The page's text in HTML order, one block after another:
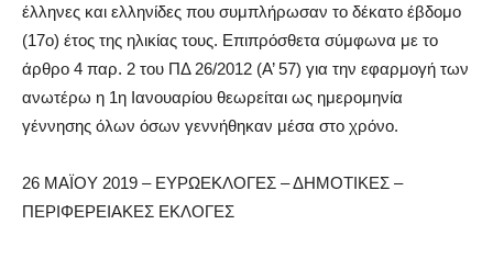
έλληνες και ελληνίδες που συμπλήρωσαν το δέκατο έβδομο
(17ο) έτος της ηλικίας τους. Επιπρόσθετα σύμφωνα με το
άρθρο 4 παρ. 2 του ΠΔ 26/2012 (Α’ 57) για την εφαρμογή των
ανωτέρω η 1η Ιανουαρίου θεωρείται ως ημερομηνία
γέννησης όλων όσων γεννήθηκαν μέσα στο χρόνο.
26 ΜΑΪΟΥ 2019 – ΕΥΡΩΕΚΛΟΓΕΣ – ΔΗΜΟΤΙΚΕΣ –
ΠΕΡΙΦΕΡΕΙΑΚΕΣ ΕΚΛΟΓΕΣ